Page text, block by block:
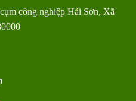
công nghiệp Hải Sơn, Xã